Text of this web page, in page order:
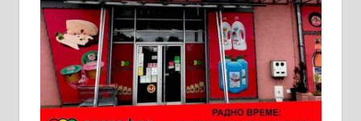
Ало таксију потребан возач са Б
категоријом. 064/02-85-511
Потребна два радника за рад на